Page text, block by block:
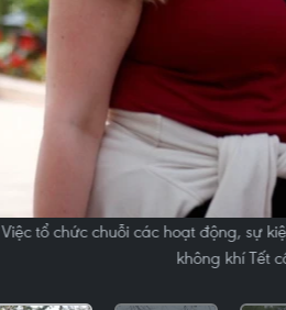
Việc tổ chức chuỗi các hoạt động, sự
không khí Tết